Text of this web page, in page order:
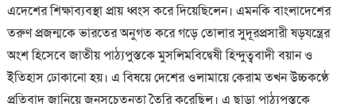
এদেশের শিক্ষাব্যবস্থা প্রায় ধ্বংস করে দিয়েছিলেন। এমনকি বাংলাদেশের
তরুণ প্রজন্মকে ভারতের অনুগত করে গড়ে তোলার সুদূরপ্রসারী ষড়যন্ত্রের
অংশ হিসেবে জাতীয় পাঠ্যপুস্তকে মুসলিমবিদ্বেষী হিন্দুত্ববাদী বয়ান ও
ইতিহাস ঢোকানো হয়। এ বিষয়ে দেশের ওলামায়ে কেরাম তখন উচ্চকণ্ঠে
প্রতিবাদ জানিয়ে জনসচেতনতা তৈরি করেছিল। এ ছাড়া পাঠ্যপুস্তকে